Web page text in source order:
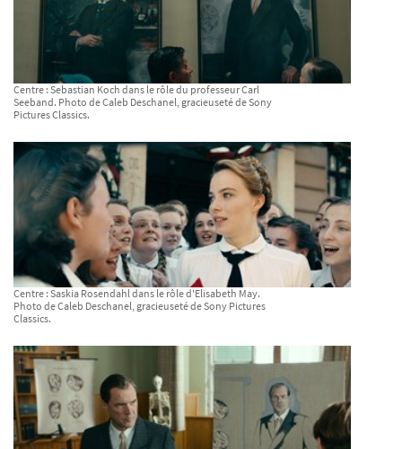
Centre : Sebastian Koch dans le rôle du professeur Carl
Seeband. Photo de Caleb Deschanel, gracieuseté de Sony
Pictures Classics.
Centre : Saskia Rosendahl dans le rôle d'Elisabeth May.
Photo de Caleb Deschanel, gracieuseté de Sony Pictures
Classics.